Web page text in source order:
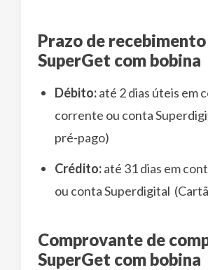
Prazo de
SuperGet com bobina
Débito:até 2 dias úteis em
corrente ou conta
pré-pago)
Crédito:até 31 dias em
ou conta Superdigital
Comprovante de
SuperGet com bobina